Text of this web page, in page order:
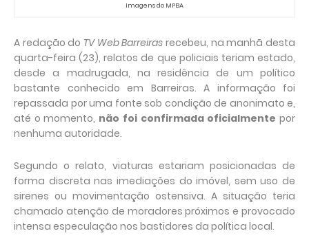
Imagens do MPBA
A redação do TV Web Barreiras recebeu, na manhã desta
quarta-feira (23), relatos de que policiais teriam estado,
desde a madrugada, na residência de um político
bastante conhecido em Barreiras. A informação foi
repassada por uma fonte sob condição de anonimato e,
até o momento, não foi confirmada oficialmente por
nenhuma autoridade.
Segundo o relato, viaturas estariam posicionadas de
forma discreta nas imediações do imóvel, sem uso de
sirenes ou movimentação ostensiva. A situação teria
chamado atenção de moradores próximos e provocado
intensa especulação nos bastidores da política local.